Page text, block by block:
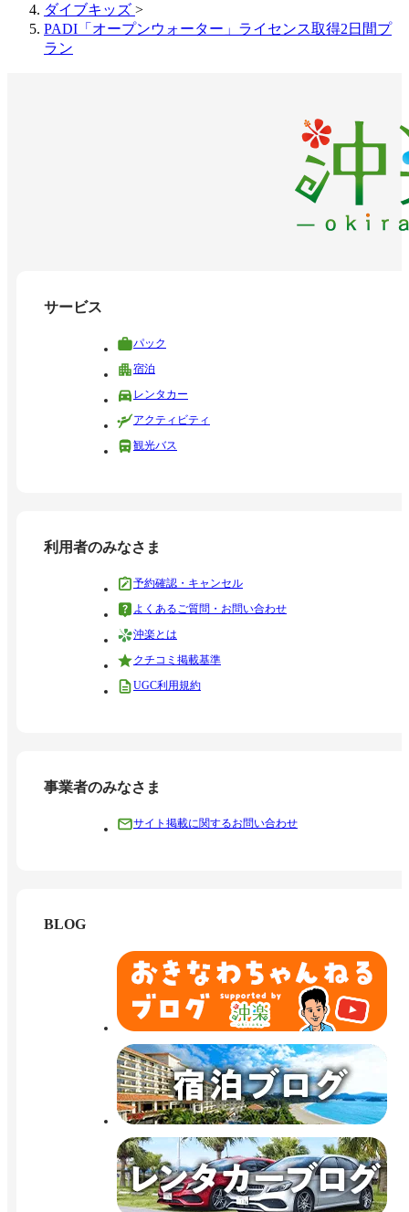
ダイブキッズ >
PADI「オープンウォーター」ライセンス取得2日間プ
ラン
サービス
パック
宿泊
レンタカー
アクティビティ
観光バス
利用者のみなさま
予約確認・キャンセル
よくあるご質問・お問い合わせ
沖楽とは
クチコミ掲載基準
UGC利用規約
事業者のみなさま
サイト掲載に関するお問い合わせ
BLOG